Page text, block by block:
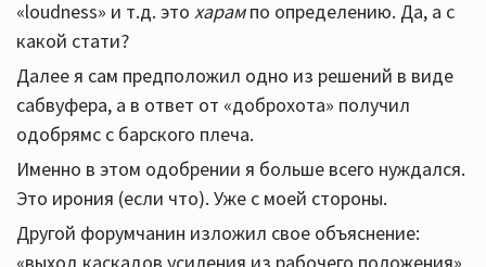
«loudness» и т.д. это харампо определению. Да, а с
какой стати?
Далее я сам предположил одно из решений в виде
сабвуфера, а в ответ от «доброхота» получил
одобрямс с барского плеча.
Именно в этом одобрении я больше всего нуждался.
Это ирония (если что). Уже с моей стороны.
Другой форумчанин изложил свое объяснение: